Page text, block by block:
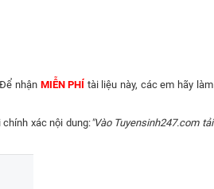
nhận MIỄN PHÍ tài liệu này, các em hãy làm
xác nội dung:"Vào Tuyensinh247.com tải